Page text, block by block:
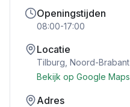
Openingstijden
08:00-17:00
Locatie
Tilburg Noord-Brabant
Bekijk op Google Maps
Adres